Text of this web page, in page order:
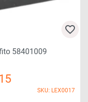
SKU: LEX0017